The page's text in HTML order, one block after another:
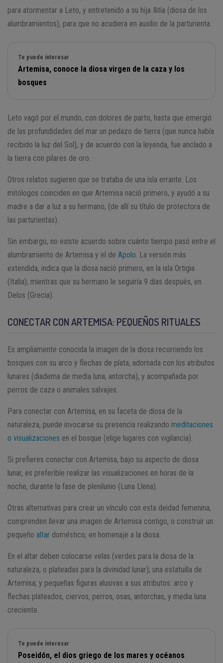
para atormentar a Leto, y entretenido a su hija Ilitía (diosa de los
alumbramientos), para que no acudiera en auxilio de la parturienta.
Te puede interesar
Artemisa, conoce la diosa virgen de la caza y los
bosques
Leto vagó por el mundo, con dolores de parto, hasta que emergió
de las profundidades del mar un pedazo de tierra (que nunca había
recibido la luz del Sol), y de acuerdo con la leyenda, fue anclado a
la tierra con pilares de oro.
Otros relatos sugieren que se trataba de una isla errante. Los
mitólogos coinciden en que Artemisa nació primero, y ayudó a su
madre a dar a luz a su hermano, (de allí su título de protectora de
las parturientas).
Sin embargo, no existe acuerdo sobre cuánto tiempo pasó entre el
alumbramiento de Artemisa y el de Apolo . La versión más
extendida, indica que la diosa nació primero, en la isla Ortigia
(Italia); mientras que su hermano le seguiría 9 días después, en
Delos (Grecia).
CONECTAR CON ARTEMISA: PEQUEÑOS RITUALES
Es ampliamente conocida la imagen de la diosa recorriendo los
bosques con su arco y flechas de plata, adornada con los atributos
lunares (diadema de media luna, antorcha), y acompañada por
perros de caza o animales salvajes.
Para conectar con Artemisa, en su faceta de diosa de la
naturaleza, puede invocarse su presencia realizando meditaciones
o visualizaciones en el bosque (elige lugares con vigilancia).
Si prefieres conectar con Artemisa, bajo su aspecto de diosa
lunar, es preferible realizar las visualizaciones en horas de la
noche, durante la fase de plenilunio (Luna Llena).
Otras alternativas para crear un vínculo con esta deidad femenina,
comprenden llevar una imagen de Artemisa contigo, o construir un
pequeño altar doméstico, en homenaje a la diosa.
En el altar deben colocarse velas (verdes para la diosa de la
naturaleza, o plateadas para la divinidad lunar); una estatuilla de
Artemisa; y pequeñas figuras alusivas a sus atributos: arco y
flechas plateados, ciervos, perros, osas, antorchas, y media luna
creciente.
Te puede interesar
Poseidón, el dios griego de los mares y océanos